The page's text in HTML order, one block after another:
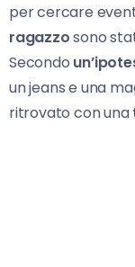
per cercare
ragazzosono
Secondo
un jeans e una
ritrovato con una